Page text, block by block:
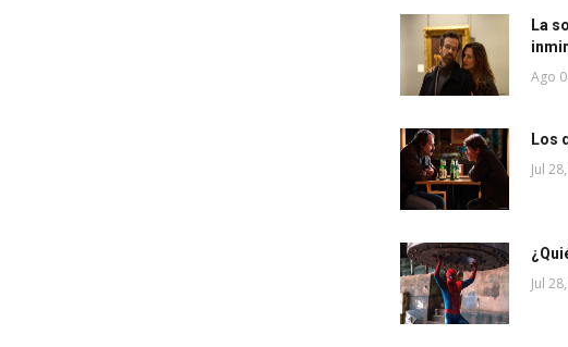
La
Ago
Los
Jul
Jul